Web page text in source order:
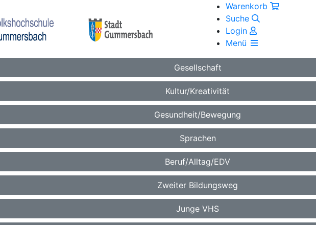
Warenkorb
Suche
Login
Menü
Gesellschaft
Kultur/Kreativität
Gesundheit/Bewegung
Sprachen
Beruf/Alltag/EDV
Zweiter Bildungsweg
Junge VHS